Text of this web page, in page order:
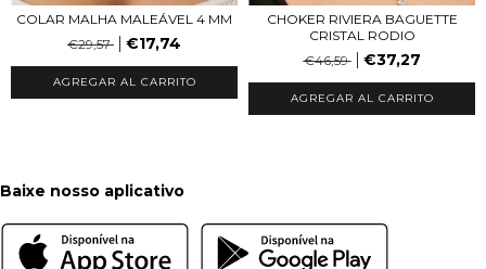
COLAR MALHA MALEÁVEL 4 MM
€29,57
€17,74
AGREGAR AL CARRITO
CHOKER RIVIERA BAGUETTE
CRISTAL RODIO
€46,59
€37,27
Baixe nosso aplicativo